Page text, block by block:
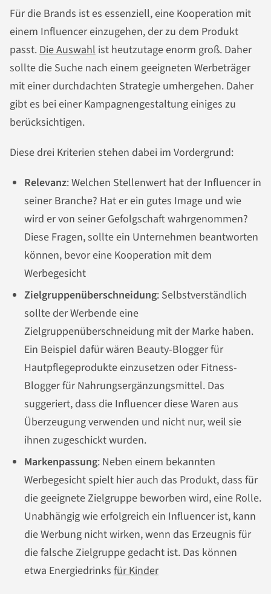
Für die Brands ist es essenziell, eine Kooperation mit
einem Influencer einzugehen, der zu dem Produkt
passt.Die Auswahl ist heutzutage enorm groß. Daher
sollte die Suche nach einem geeigneten Werbeträger
mit einer durchdachten Strategie umhergehen. Daher
gibt es bei einer Kampagnengestaltung einiges zu
berücksichtigen.
Diese drei Kriterien stehen dabei im Vordergrund:
Relevanz: Welchen Stellenwert hat der Influencer in
seiner Branche? Hat er ein gutes Image und wie
wird er von seiner Gefolgschaft wahrgenommen?
Diese Fragen, sollte ein Unternehmen beantworten
können, bevor eine Kooperation mit dem
Werbegesicht
Zielgruppenüberschneidung: Selbstverständlich
sollte der Werbende eine
Zielgruppenüberschneidung mit der Marke haben.
Ein Beispiel dafür wären Beauty-Blogger für
Hautpflegeprodukte einzusetzen oder Fitness-
Blogger für Nahrungsergänzungsmittel. Das
suggeriert, dass die Influencer diese Waren aus
Überzeugung verwenden und nicht nur, weil sie
ihnen zugeschickt wurden.
Markenpassung: Neben einem bekannten
Werbegesicht spielt hier auch das Produkt, dass für
die geeignete Zielgruppe beworben wird, eine Rolle.
Unabhängig wie erfolgreich ein Influencer ist, kann
die Werbung nicht wirken, wenn das Erzeugnis für
die falsche Zielgruppe gedacht ist. Das können
etwa Energiedrinks für Kinder